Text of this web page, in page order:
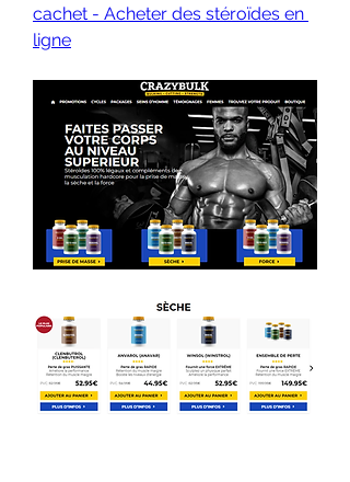
cachet - Acheter des stéroïdes en
ligne